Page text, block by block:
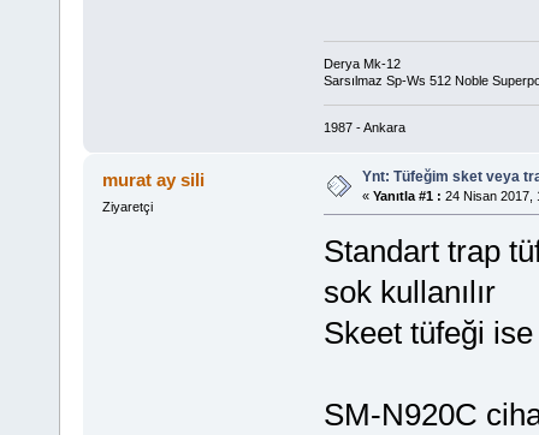
Derya Mk-12
Sarsılmaz Sp-Ws 512 Noble
1987 - Ankara
murat ay sili
Ziyaretçi
Ynt: Tüfeğim sket veya
« Yanıtla #1 : 24 Nisan 2017,
Standart trap
sok kullanılır
Skeet tüfeği
SM-N920C